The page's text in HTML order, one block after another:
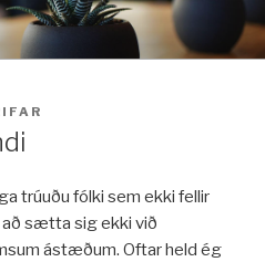
trúuðu fólki sem ekki fellir
að sætta sig ekki við
ástæðum. Oftar held ég